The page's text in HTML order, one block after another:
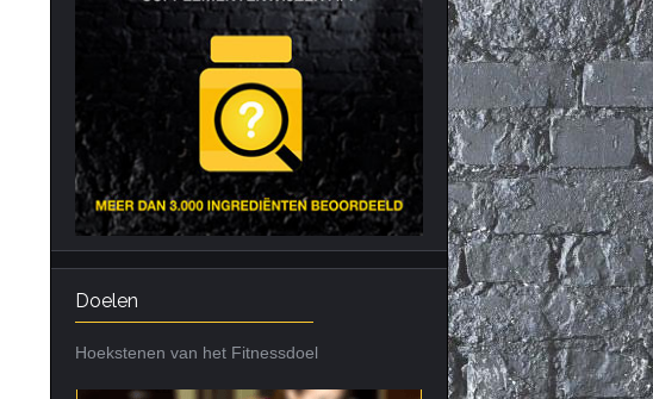
Citrus Aurantium
Tribulus Terrestris
Vitaminen en
mineralen
Weight Gainers
Nieuws archief
Doelen
Hoekstenen van het Fitnessdoel